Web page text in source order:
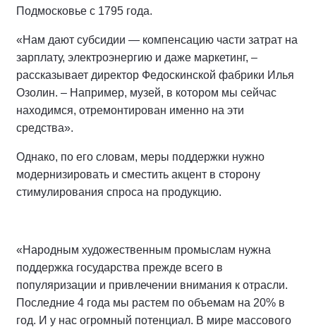
Подмосковье с 1795 года.
«Нам дают субсидии — компенсацию части затрат на
зарплату, электроэнергию и даже маркетинг, –
рассказывает директор Федоскинской фабрики Илья
Озолин. – Например, музей, в котором мы сейчас
находимся, отремонтирован именно на эти
средства».
Однако, по его словам, меры поддержки нужно
модернизировать и сместить акцент в сторону
стимулирования спроса на продукцию.
«Народным художественным промыслам нужна
поддержка государства прежде всего в
популяризации и привлечении внимания к отрасли.
Последние 4 года мы растем по объемам на 20% в
год. И у нас огромный потенциал. В мире массового